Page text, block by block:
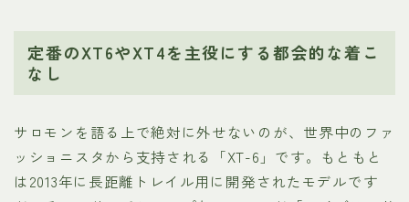
定番のXT6やXT4を主役にする都会的な着こ
なし
サロモンを語る上で絶対に外せないのが、世界中のファ
ッショニスタから支持される「XT-6」です。もともと
は2013年に長距離トレイル用に開発されたモデルです